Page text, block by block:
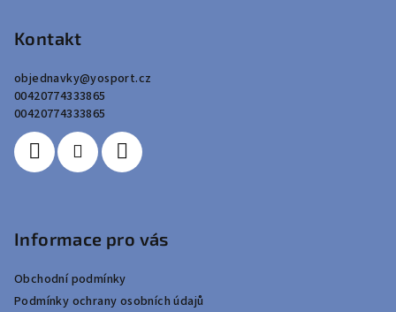
Kontakt
objednavky@yosport.cz
00420774333865
00420774333865
Informace pro vás
Obchodní podmínky
Podmínky ochrany osobních údajů